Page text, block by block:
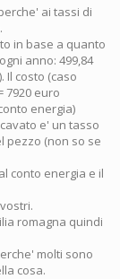
ai tassi di
in base a quanto
anno: 499,84
Il costo (caso
7920 euro
energia)
e' un tasso
pezzo (non so se
conto energia e il
romagna quindi
molti sono
cosa.